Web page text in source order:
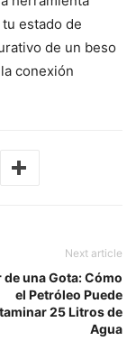
estado de
de un beso
conexión
Next article
de una Gota: Cómo
el Petróleo Puede
25 Litros de
Agua